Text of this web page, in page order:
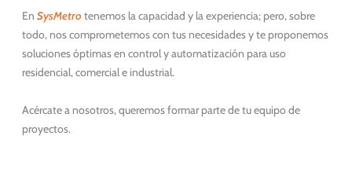
En SysMetrotenemos la capacidad y la experiencia; pero, sobre
todo, nos comprometemos con tus necesidades y te proponemos
soluciones óptimas en control y automatización para uso
residencial, comercial e industrial.
Acércate a nosotros, queremos formar parte de tu equipo de
proyectos.